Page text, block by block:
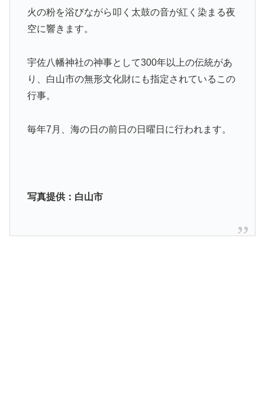
火の粉を浴びながら叩く太鼓の音が紅く染まる夜
空に響きます。
宇佐八幡神社の神事として300年以上の伝統があ
り、白山市の無形文化財にも指定されているこの
行事。
毎年7月、海の日の前日の日曜日に行われます。
写真提供：白山市